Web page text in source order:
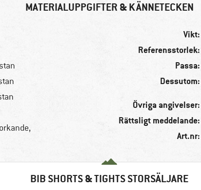
MATERIALUPPGIFTER & KÄNNETECKEN
Vikt:
Referensstorlek:
Passa:
Dessutom:
Övriga angivelser:
Rättsligt meddelande:
Art.nr:
BIB SHORTS & TIGHTS STORSÄLJARE